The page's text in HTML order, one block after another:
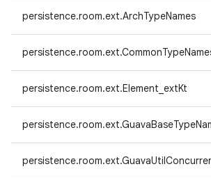
persistence.room.ext.ArchTypeNames
persistence.room.ext.Element_extKt